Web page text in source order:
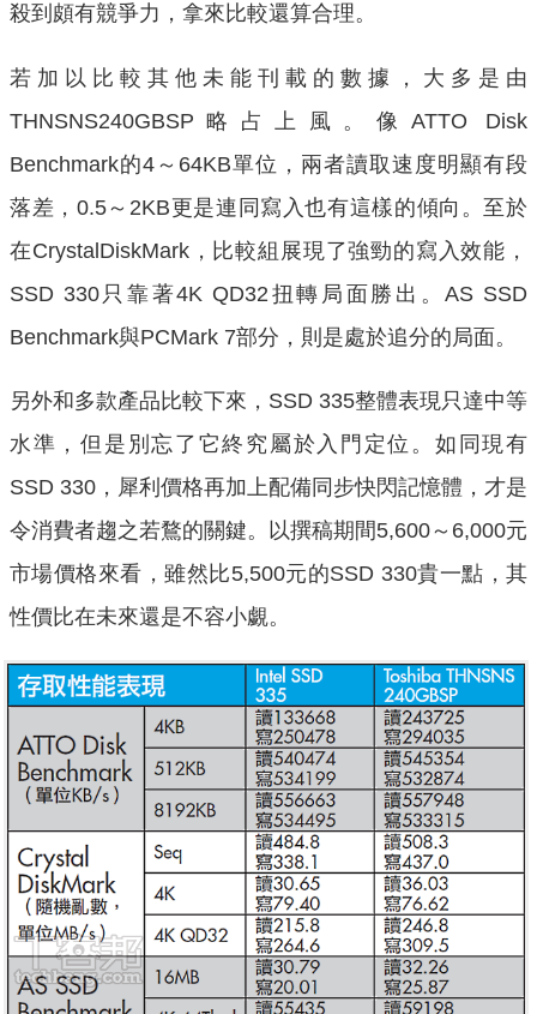
殺到頗有競爭力，拿來比較還算合理。
若加以比較其他未能刊載的數據，大多是由
THNSNS240GBSP略占上風。像ATTO Disk
Benchmark的4～64KB單位，兩者讀取速度明顯有段
落差，0.5～2KB更是連同寫入也有這樣的傾向。至於
在CrystalDiskMark，比較組展現了強勁的寫入效能，
SSD 330只靠著4K QD32扭轉局面勝出。AS SSD
Benchmark與PCMark 7部分，則是處於追分的局面。
另外和多款產品比較下來，SSD 335整體表現只達中等
水準，但是別忘了它終究屬於入門定位。如同現有
SSD 330，犀利價格再加上配備同步快閃記憶體，才是
令消費者趨之若鶩的關鍵。以撰稿期間5,600～6,000元
市場價格來看，雖然比5,500元的SSD 330貴一點，其
性價比在未來還是不容小覷。